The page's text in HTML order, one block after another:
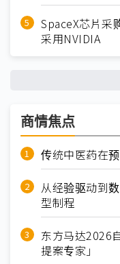
SpaceX芯片
采用NVIDIA
商情焦点
传统中医药在
从经验驱动到
型制程
东方马达2026
提案专家」